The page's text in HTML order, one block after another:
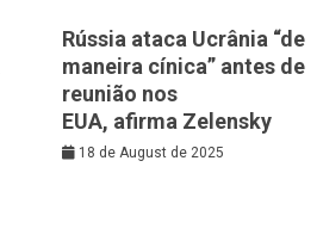
Rússia ataca Ucrânia “de
maneira cínica” antes de
reunião nos
EUA, afirma Zelensky
18 de August de 2025